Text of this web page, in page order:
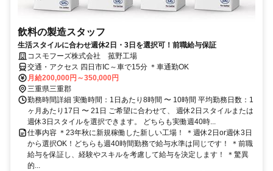
飲料の製造スタッフ
生活スタイルに合わせ週休2日・3日を選択可！前職給与保証
コスモフーズ株式会社 菰野工場
交通・アクセス 四日市IC～車で15分 ＊車通勤OK
月給200,000円～350,000円
三重県三重郡
勤務時間詳細 実働時間：1日あたり8時間 〜 10時間 平均勤務日数：1
ヶ月あたり17日 〜 21日 ご希望に合わせて、 週休2日スタイルまたは
週休3日スタイルを選択できます。 どちらも実働週40時...
仕事内容 ＊23年秋に新規稼働した新しい工場！ ＊週休2日or週休3日
から選択OK！どちらも週40時間勤務で給与水準は同じです！ ＊前職
給与を保証し、経験やスキルを考慮して給与を決定します！ ＊驚異
的...